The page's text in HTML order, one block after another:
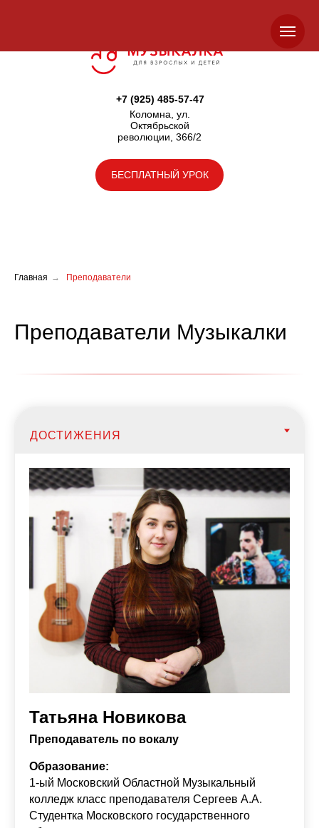
Коломна, ул.
Октябрьской
революции, 366/2
+7 (925) 485-57-47
БЕСПЛАТНЫЙ УРОК
Главная → Преподаватели
Преподаватели Музыкалки
Татьяна Новикова
Преподаватель по вокалу
Образование:
1-ый Московский Областной Музыкальный
колледж класс преподавателя Сергеев А.А.
Студентка Московского государственного